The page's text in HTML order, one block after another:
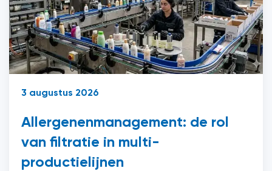
3 augustus 2026
Allergenenmanagement: de rol
van filtratie in multi-
productielijnen